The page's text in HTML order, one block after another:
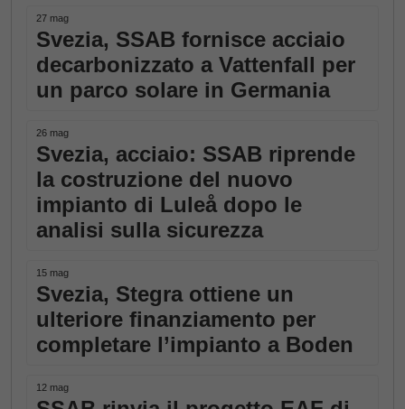
27 mag
Svezia, SSAB fornisce acciaio
decarbonizzato a Vattenfall per
un parco solare in Germania
26 mag
Svezia, acciaio: SSAB riprende
la costruzione del nuovo
impianto di Luleå dopo le
analisi sulla sicurezza
15 mag
Svezia, Stegra ottiene un
ulteriore finanziamento per
completare l’impianto a Boden
12 mag